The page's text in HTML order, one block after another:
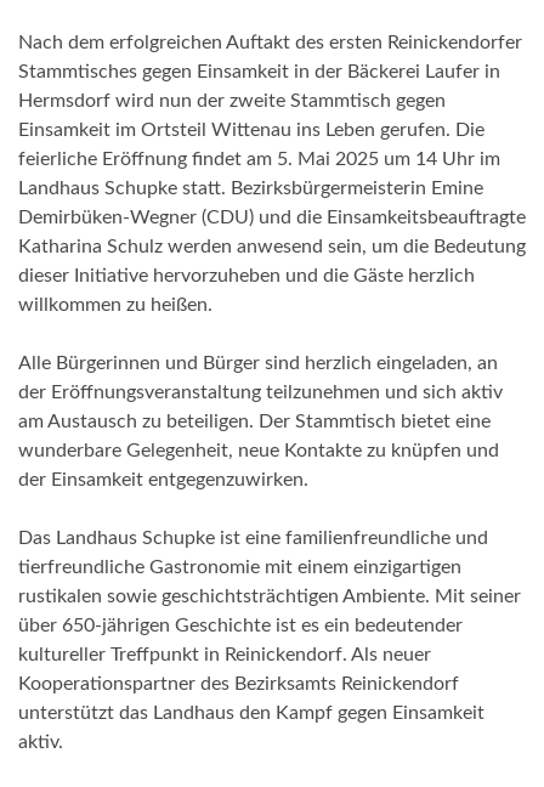
Nach dem erfolgreichen Auftakt des ersten Reinickendorfer
Stammtisches gegen Einsamkeit in der Bäckerei Laufer in
Hermsdorf wird nun der zweite Stammtisch gegen
Einsamkeit im Ortsteil Wittenau ins Leben gerufen. Die
feierliche Eröffnung findet am 5. Mai 2025 um 14 Uhr im
Landhaus Schupke statt. Bezirksbürgermeisterin Emine
Demirbüken-Wegner (CDU) und die Einsamkeitsbeauftragte
Katharina Schulz werden anwesend sein, um die Bedeutung
dieser Initiative hervorzuheben und die Gäste herzlich
willkommen zu heißen.
Alle Bürgerinnen und Bürger sind herzlich eingeladen, an
der Eröffnungsveranstaltung teilzunehmen und sich aktiv
am Austausch zu beteiligen. Der Stammtisch bietet eine
wunderbare Gelegenheit, neue Kontakte zu knüpfen und
der Einsamkeit entgegenzuwirken.
Das Landhaus Schupke ist eine familienfreundliche und
tierfreundliche Gastronomie mit einem einzigartigen
rustikalen sowie geschichtsträchtigen Ambiente. Mit seiner
über 650-jährigen Geschichte ist es ein bedeutender
kultureller Treffpunkt in Reinickendorf. Als neuer
Kooperationspartner des Bezirksamts Reinickendorf
unterstützt das Landhaus den Kampf gegen Einsamkeit
aktiv.